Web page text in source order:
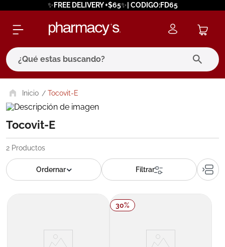
✨FREE DELIVERY +$65✨| CODIGO:FD65
¿Qué estas buscando?
Tocovit-E
Tocovit-E
2 Productos
30%
términos más buscados
1. eucerin
2. protector solar
3. bioderma
5. cerave
roche posay